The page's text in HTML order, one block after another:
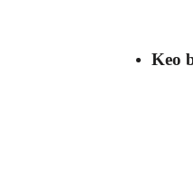
Keo